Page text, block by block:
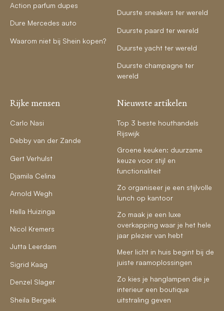
Action parfum dupes
Dure Mercedes auto
Waarom niet bij Shein kopen?
Duurste sneakers ter wereld
Duurste paard ter wereld
Duurste yacht ter wereld
Duurste champagne ter
wereld
Rijke mensen
Carlo Nasi
Debby van der Zande
Gert Verhulst
Djamila Celina
Arnold Wegh
Hella Huizinga
Nicol Kremers
Jutta Leerdam
Sigrid Kaag
Denzel Slager
Sheila Bergeik
Nieuwste artikelen
Top 3 beste houthandels
Rijswijk
Groene keuken: duurzame
keuze voor stijl en
functionaliteit
Zo organiseer je een stijlvolle
lunch op kantoor
Zo maak je een luxe
overkapping waar je het hele
jaar plezier van hebt
Meer licht in huis begint bij de
juiste raamoplossingen
Zo kies je hanglampen die je
interieur een boutique
uitstraling geven